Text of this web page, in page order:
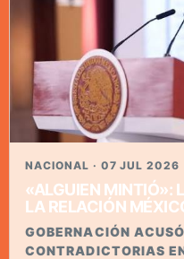
NACIONAL · 07 JUL 2026
«ALGUIEN MINTIÓ»:
LA RELACIÓN
GOBERNACIÓN
CONTRADICTORIAS